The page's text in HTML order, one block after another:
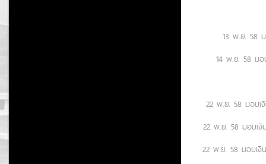
13 พ.ย. 58
14 พ.ย. 58 มอ
22 พ.ย. 58 มอบเ
22 พ.ย. 58 มอบเงิ
22 พ.ย. 58 มอบเงิ